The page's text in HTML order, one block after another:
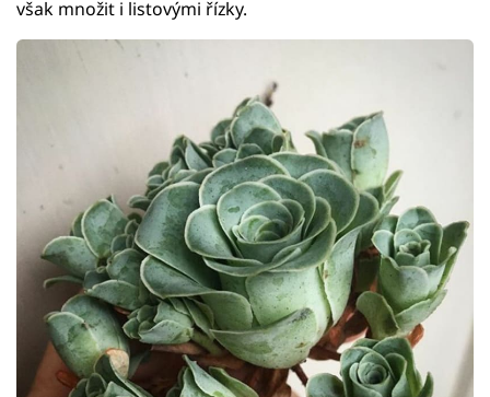
však množit i listovými řízky.